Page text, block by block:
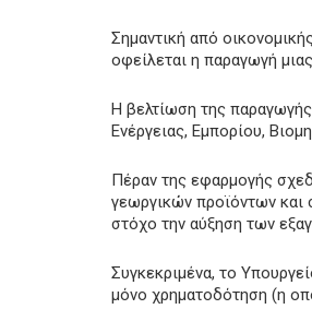
Σημαντική από
οφείλεται η παραγωγή
Η βελτίωση της
Ενέργειας, Εμπορίου,
Πέραν της εφαρμογής
γεωργικών προϊόντων και
στόχο την αύξηση των
Συγκεκριμένα, το
μόνο χρηματοδότηση (η